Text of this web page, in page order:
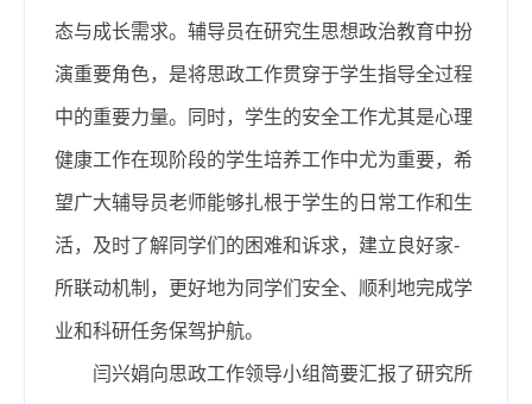
态与成长需求。辅导员在研究生思想政治教育中扮
演重要角色，是将思政工作贯穿于学生指导全过程
中的重要力量。同时，学生的安全工作尤其是心理
健康工作在现阶段的学生培养工作中尤为重要，希
望广大辅导员老师能够扎根于学生的日常工作和生
活，及时了解同学们的困难和诉求，建立良好家-
所联动机制，更好地为同学们安全、顺利地完成学
业和科研任务保驾护航。
闫兴娟向思政工作领导小组简要汇报了研究所